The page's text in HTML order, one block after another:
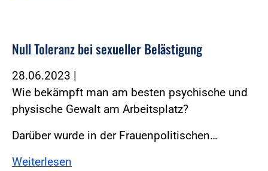
Null Toleranz bei sexueller Belästigung
28.06.2023 |
Wie bekämpft man am besten psychische und
physische Gewalt am Arbeitsplatz?
Darüber wurde in der Frauenpolitischen…
Weiterlesen